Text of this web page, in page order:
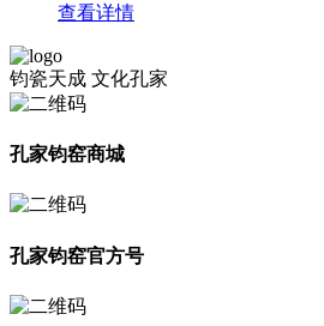
查看详情
钧瓷天成 文化孔家
孔家钧窑商城
孔家钧窑官方号